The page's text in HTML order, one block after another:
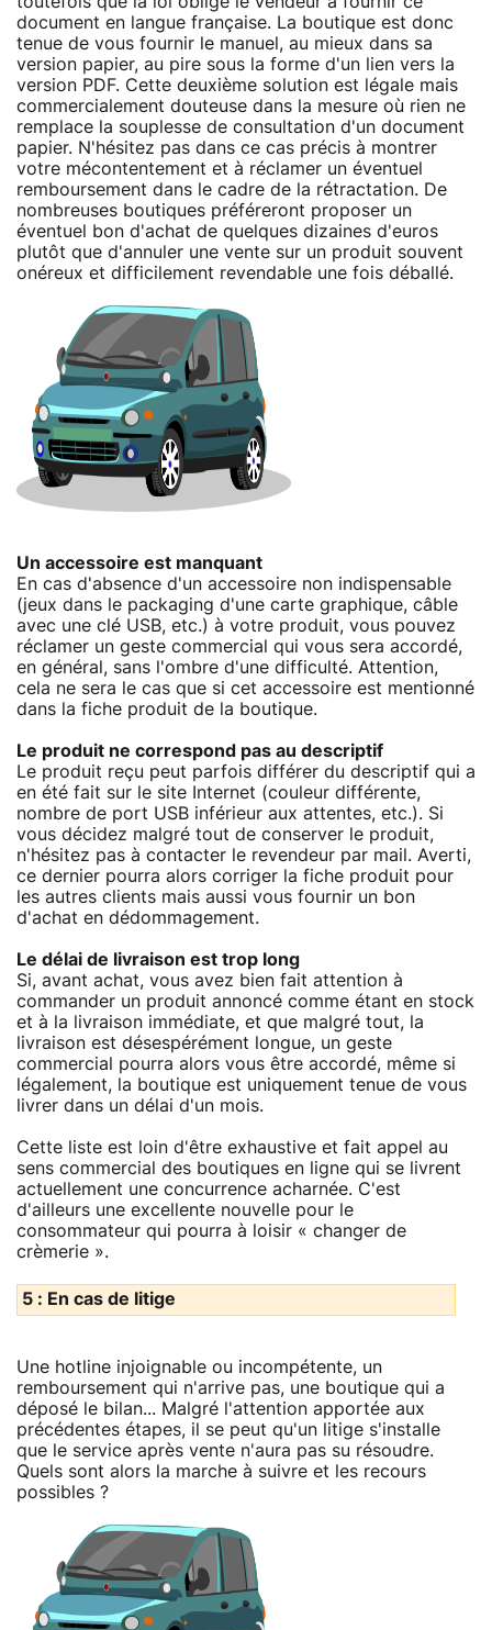
document en langue française. La boutique est donc
tenue de vous fournir le manuel, au mieux dans sa
version papier, au pire sous la forme d'un lien vers la
version PDF. Cette deuxième solution est légale mais
commercialement douteuse dans la mesure où rien ne
remplace la souplesse de consultation d'un document
papier. N'hésitez pas dans ce cas précis à montrer
votre mécontentement et à réclamer un éventuel
remboursement dans le cadre de la rétractation. De
nombreuses boutiques préféreront proposer un
éventuel bon d'achat de quelques dizaines d'euros
plutôt que d'annuler une vente sur un produit souvent
onéreux et difficilement revendable une fois déballé.
Un accessoire est manquant
En cas d'absence d'un accessoire non indispensable
(jeux dans le packaging d'une carte graphique, câble
avec une clé USB, etc.) à votre produit, vous pouvez
réclamer un geste commercial qui vous sera accordé,
en général, sans l'ombre d'une difficulté. Attention,
cela ne sera le cas que si cet accessoire est mentionné
dans la fiche produit de la boutique.
Le produit ne correspond pas au descriptif
Le produit reçu peut parfois différer du descriptif qui a
en été fait sur le site Internet (couleur différente,
nombre de port USB inférieur aux attentes, etc.). Si
vous décidez malgré tout de conserver le produit,
n'hésitez pas à contacter le revendeur par mail. Averti,
ce dernier pourra alors corriger la fiche produit pour
les autres clients mais aussi vous fournir un bon
d'achat en dédommagement.
Le délai de livraison est trop long
Si, avant achat, vous avez bien fait attention à
commander un produit annoncé comme étant en stock
et à la livraison immédiate, et que malgré tout, la
livraison est désespérément longue, un geste
commercial pourra alors vous être accordé, même si
légalement, la boutique est uniquement tenue de vous
livrer dans un délai d'un mois.
Cette liste est loin d'être exhaustive et fait appel au
sens commercial des boutiques en ligne qui se livrent
actuellement une concurrence acharnée. C'est
d'ailleurs une excellente nouvelle pour le
consommateur qui pourra à loisir « changer de
crèmerie ».
5 : En cas de litige
Une hotline injoignable ou incompétente, un
remboursement qui n'arrive pas, une boutique qui a
déposé le bilan... Malgré l'attention apportée aux
précédentes étapes, il se peut qu'un litige s'installe
que le service après vente n'aura pas su résoudre.
Quels sont alors la marche à suivre et les recours
possibles ?